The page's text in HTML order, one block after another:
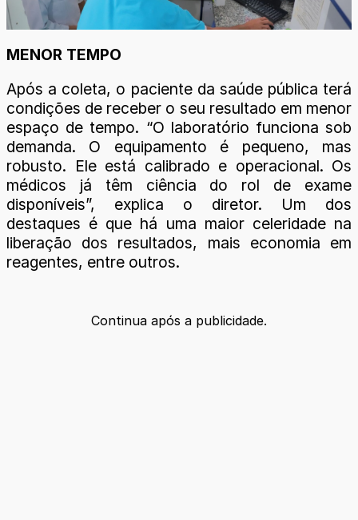
MENOR TEMPO
Após a coleta, o paciente da saúde pública terá
condições de receber o seu resultado em menor
espaço de tempo. “O laboratório funciona sob
demanda. O equipamento é pequeno, mas
robusto. Ele está calibrado e operacional. Os
médicos já têm ciência do rol de exame
disponíveis”, explica o diretor. Um dos
destaques é que há uma maior celeridade na
liberação dos resultados, mais economia em
reagentes, entre outros.
Continua após a publicidade.